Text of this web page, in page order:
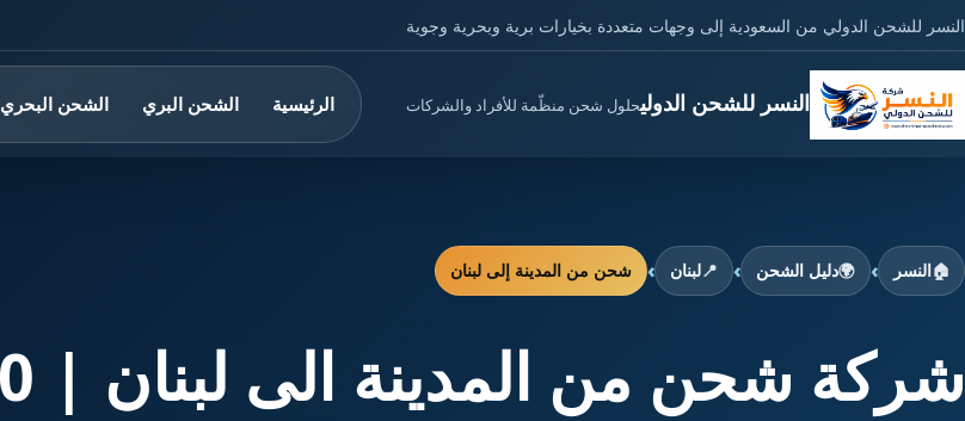
النسر للشحن الدولي من السعودية إلى وجهات متعددة بخيارات برية وبحرية وجوية
النسر للشحن الدوليحلول شحن منظّمة للأفراد والشركات الرئيسية الشحن البري الشحن البحري
🏠النسر ›
🌍دليل الشحن ›
📍لبنان › شحن من المدينة إلى لبنان
شركة شحن من المدينة الى لبنان | 0560533140